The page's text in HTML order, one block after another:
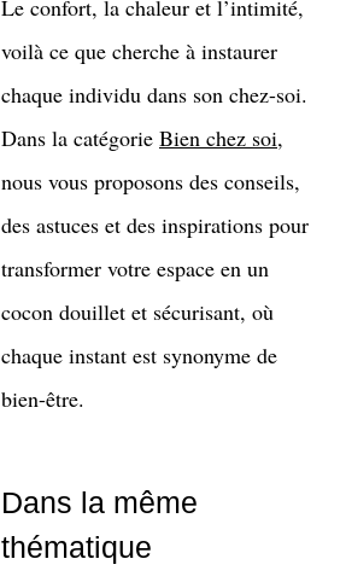
Le confort, la chaleur et l’intimité,
voilà ce que cherche à instaurer
chaque individu dans son chez-soi.
Dans la catégorie Bien chez soi,
nous vous proposons des conseils,
des astuces et des inspirations pour
transformer votre espace en un
cocon douillet et sécurisant, où
chaque instant est synonyme de
bien-être.
Dans la même
thématique